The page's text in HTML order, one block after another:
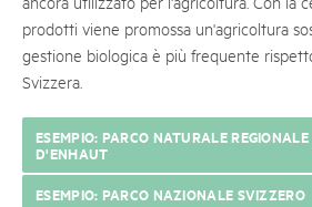
prodotti viene promossa un'agricoltura
gestione biologica è più frequente
Svizzera.
ESEMPIO: PARCO NATURALE REGIONALE
D'ENHAUT
ESEMPIO: PARCO NAZIONALE SVIZZERO